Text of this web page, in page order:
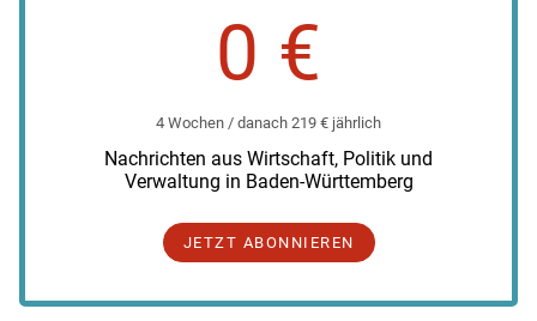
0 €
4 Wochen / danach 219 € jährlich
Nachrichten aus Wirtschaft, Politik und
Verwaltung in Baden-Württemberg
JETZT ABONNIEREN